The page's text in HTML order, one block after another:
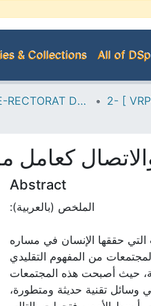
& Collections All of
A--> VICE-RECTORAT DE LA POST-GRADUATION
والاتصال
Abstract
:الملخص (بالعربية)
التي حققها الإنسان في مساره
من المفهوم التقليدي
حيث أصبحت هذه المجتمعات
وسائل تقنية حديثة ومتطورة،